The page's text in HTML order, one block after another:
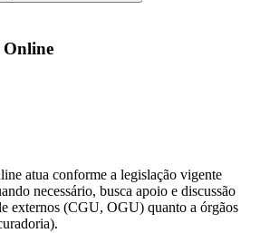
atua conforme a legislação vigente
necessário, busca apoio e discussão
externos (CGU, OGU) quanto a órgãos